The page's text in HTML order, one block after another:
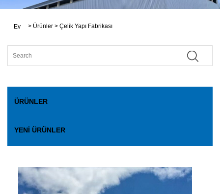
Ev > Ürünler > Çelik Yapı Fabrikası
ÜRÜNLER
YENI ÜRÜNLER